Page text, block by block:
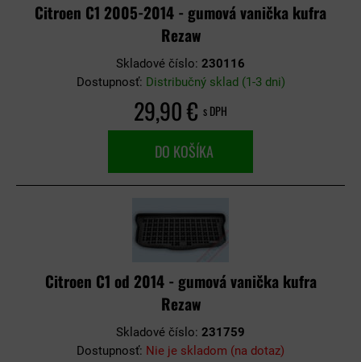
Citroen C1 2005-2014 - gumová vanička kufra
Rezaw
Skladové číslo: 230116
Dostupnosť: Distribučný sklad (1-3 dni)
29,90 € s DPH
DO KOŠÍKA
Citroen C1 od 2014 - gumová vanička kufra
Rezaw
Skladové číslo: 231759
Dostupnosť: Nie je skladom (na dotaz)